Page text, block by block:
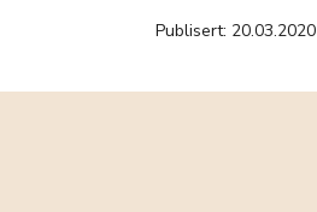
Publisert: 20.03.2020